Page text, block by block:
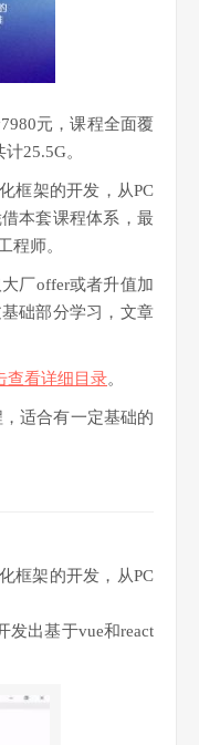
元，课程全面覆
25.5G。
框架的开发，从PC
本套课程体系，最
程师。
厂offer或者升值加
础部分学习，文章
查看详细目录。
适合有一定基础的
框架的开发，从PC
发出基于vue和react